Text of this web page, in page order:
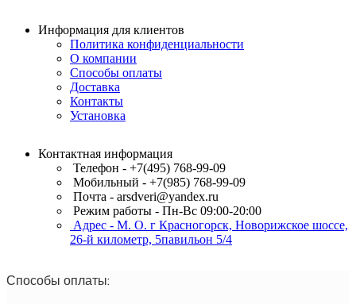
Информация для клиентов
Политика конфиденциальности
О компании
Способы оплаты
Доставка
Контакты
Установка
Контактная информация
Телефон - +7(495) 768-99-09
Мобильный - +7(985) 768-99-09
Почта - arsdveri@yandex.ru
Режим работы - Пн-Вс 09:00-20:00
Адрес - М. О. г Красногорск, Новорижское шоссе,
26-й километр, 5павильон 5/4
Способы оплаты: